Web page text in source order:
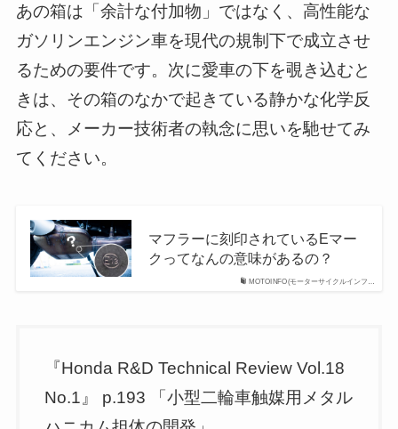
あの箱は「余計な付加物」ではなく、高性能な
ガソリンエンジン車を現代の規制下で成立させ
るための要件です。次に愛車の下を覗き込むと
きは、その箱のなかで起きている静かな化学反
応と、メーカー技術者の執念に思いを馳せてみ
てください。
MOTOINFO(モーターサイクルインフ…
マフラーに刻印されているEマー
クってなんの意味があるの？
『Honda R&D Technical Review Vol.18
No.1』 p.193 「小型二輪車触媒用メタル